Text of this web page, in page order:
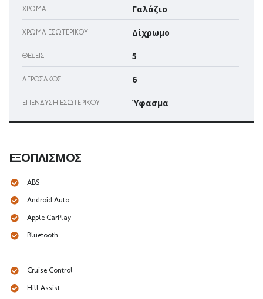
ΧΡΏΜΑ Γαλάζιο
ΧΡΏΜΑ ΕΣΩΤΕΡΙΚΟΎ Δίχρωμο
ΘΈΣΕΙΣ 5
ΑΕΡΌΣΑΚΌΣ 6
ΕΠΈΝΔΥΣΗ ΕΣΩΤΕΡΙΚΟΎ Ύφασμα
ΕΞΟΠΛΙΣΜΌΣ
ABS
Android Auto
Apple CarPlay
Bluetooth
Cruise Control
Hill Assist